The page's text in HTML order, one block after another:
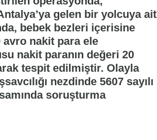
gelen bir yolcuya ait
bebek bezleri içerisine
nakit para ele
nakit paranın değeri 20
tespit edilmiştir. Olayla
nezdinde 5607 sayılı
soruşturma